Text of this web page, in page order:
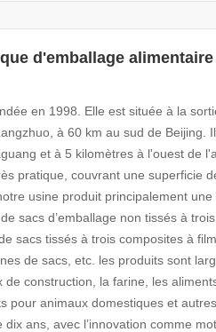
d'emballage
en 1998. Elle est située à la
à 60 km au sud de Beijing.
et à 5 kilomètres à l'ouest de
pratique, couvrant une superficie
usine produit principalement
sacs d’emballage non tissés à
sacs tissés à trois composites à
de sacs, etc. les produits sont
de construction, la farine, les
pour animaux domestiques et
ans, avec l’innovation comme